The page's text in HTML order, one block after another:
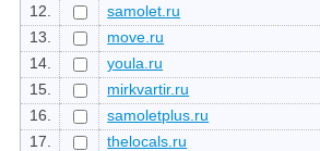
12.
samolet.ru
13.
move.ru
14.
youla.ru
15.
mirkvartir.ru
16.
samoletplus.ru
17.
thelocals.ru